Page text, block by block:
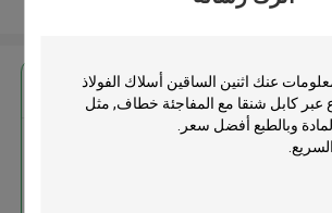
على افضل سعر ل
اثنين الساقين أسلاك الفولاذ تعليق